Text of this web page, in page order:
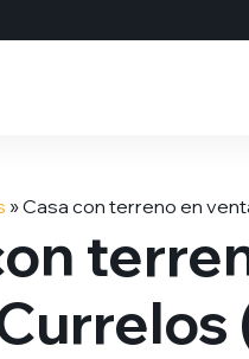
»Сasa con terreno en